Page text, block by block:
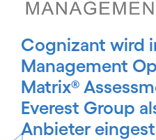
Cognizant wird
Management
Matrix®
Everest Group
Anbieter